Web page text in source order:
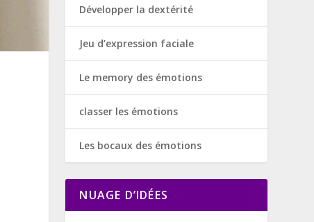
Développer la dextérité
Jeu d’expression faciale
Le memory des émotions
classer les émotions
Les bocaux des émotions
NUAGE D’IDÉES